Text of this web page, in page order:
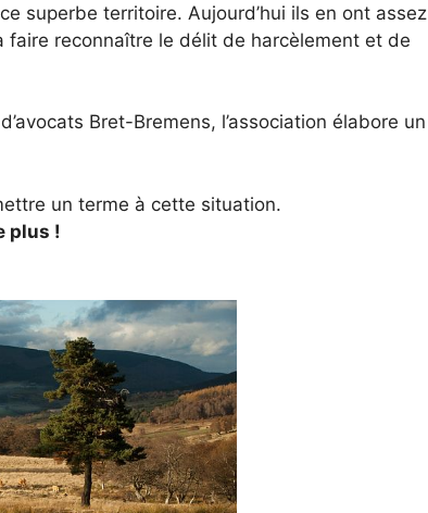
superbe territoire. Aujourd’hui ils en ont assez
reconnaître le délit de harcèlement et de
Bret-Bremens, l’association élabore un
un terme à cette situation.
plus !